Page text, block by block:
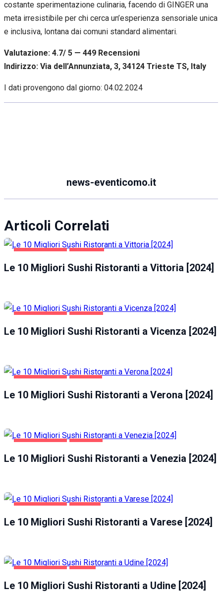
costante sperimentazione culinaria, facendo di GINGER una
meta irresistibile per chi cerca un’esperienza sensoriale unica
e inclusiva, lontana dai comuni standard alimentari.
Valutazione: 4.7/ 5 — 449 Recensioni
Indirizzo: Via dell’Annunziata, 3, 34124 Trieste TS, Italy
I dati provengono dal giorno: 04.02.2024
news-eventicomo.it
Articoli Correlati
Le 10 Migliori Sushi Ristoranti a Vittoria [2024]
Le 10 Migliori Sushi Ristoranti a Vicenza [2024]
Le 10 Migliori Sushi Ristoranti a Verona [2024]
Le 10 Migliori Sushi Ristoranti a Venezia [2024]
Le 10 Migliori Sushi Ristoranti a Varese [2024]
Le 10 Migliori Sushi Ristoranti a Udine [2024]